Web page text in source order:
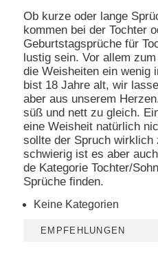
Ob kurze oder lange
kommen bei der Tochter
Geburtstagsprüche für
lustig sein. Vor allem
die Weisheiten ein wenig
bist 18 Jahre alt, wir
aber aus unserem
süß und nett zu gleich.
eine Weisheit natürlich
sollte der Spruch wirklich
schwierig ist es aber
de Kategorie Tochter/
Sprüche finden.
Keine Kategorien
EMPFEHLUNGEN